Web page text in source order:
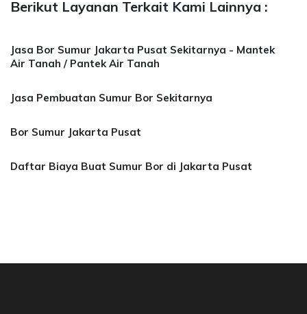
Berikut Layanan Terkait Kami Lainnya :
Jasa Bor Sumur Jakarta Pusat Sekitarnya - Mantek
Air Tanah / Pantek Air Tanah
Jasa Pembuatan Sumur Bor Sekitarnya
Bor Sumur Jakarta Pusat
Daftar Biaya Buat Sumur Bor di Jakarta Pusat